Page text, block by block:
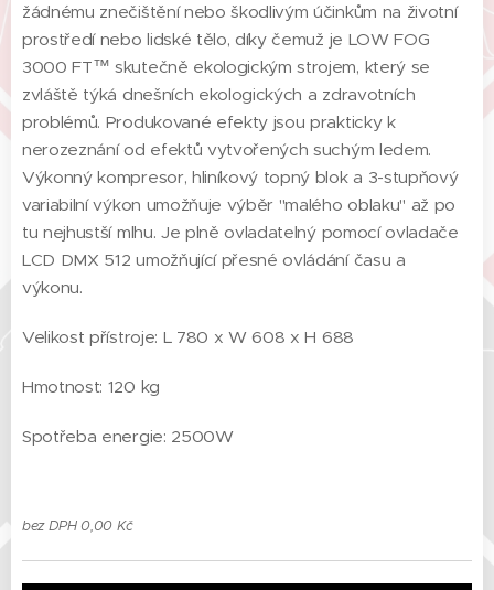
žádnému znečištění nebo škodlivým účinkům na životní
prostředí nebo lidské tělo, díky čemuž je LOW FOG
3000 FT™ skutečně ekologickým strojem, který se
zvláště týká dnešních ekologických a zdravotních
problémů. Produkované efekty jsou prakticky k
nerozeznání od efektů vytvořených suchým ledem.
Výkonný kompresor, hliníkový topný blok a 3-stupňový
variabilní výkon umožňuje výběr "malého oblaku" až po
tu nejhustší mlhu. Je plně ovladatelný pomocí ovladače
LCD DMX 512 umožňující přesné ovládání času a
výkonu.
Velikost přístroje: L 780 x W 608 x H 688
Hmotnost: 120 kg
Spotřeba energie: 2500W
bez DPH 0,00 Kč